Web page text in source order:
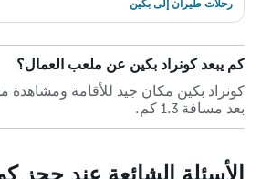
رحلات طيران إلى بكين
كم يبعد كونراد بكين عن ملعب العمال؟
كونراد بكين مكان جيد للأقامة ومشاهدة
بعد مسافة 1.3 كم.
الأسئلة الشائعة عند حجز